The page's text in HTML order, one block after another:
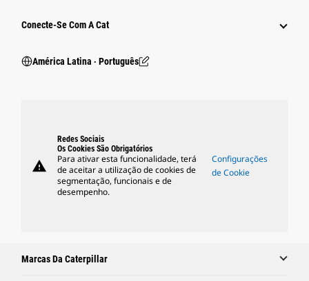
Conecte-Se Com A Cat
América Latina ‧ Português
warning
Redes Sociais
Os Cookies São Obrigatórios
Para ativar esta funcionalidade, terá
de aceitar a utilização de cookies de
segmentação, funcionais e de
desempenho.
Configurações
de Cookie
Marcas Da Caterpillar